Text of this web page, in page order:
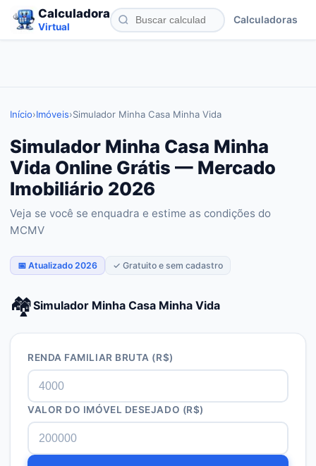
Calculadora
Virtual
Calculadoras
Início›Imóveis›Simulador Minha Casa Minha Vida
Simulador Minha Casa Minha
Vida Online Grátis — Mercado
Imobiliário 2026
Veja se você se enquadra e estime as condições do
MCMV
📅 Atualizado 2026 ✓ Gratuito e sem cadastro
🏘️Simulador Minha Casa Minha Vida
RENDA FAMILIAR BRUTA (R$)
VALOR DO IMÓVEL DESEJADO (R$)